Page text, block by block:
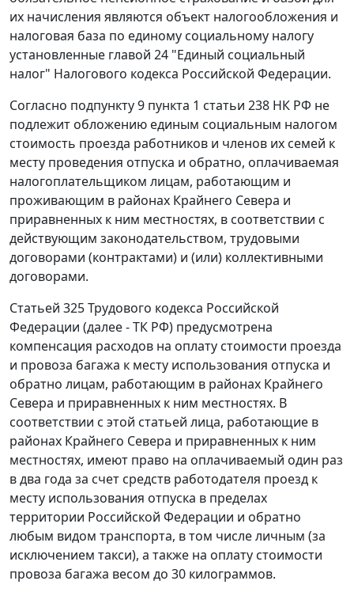
их начисления являются объект налогообложения и
налоговая база по единому социальному налогу
установленные главой 24 "Единый социальный
налог" Налогового кодекса Российской Федерации.
Согласно подпункту 9 пункта 1 статьи 238 НК РФ не
подлежит обложению единым социальным налогом
стоимость проезда работников и членов их семей к
месту проведения отпуска и обратно, оплачиваемая
налогоплательщиком лицам, работающим и
проживающим в районах Крайнего Севера и
приравненных к ним местностях, в соответствии с
действующим законодательством, трудовыми
договорами (контрактами) и (или) коллективными
договорами.
Статьей 325Трудового кодекса Российской
Федерации (далее - ТК РФ) предусмотрена
компенсация расходов на оплату стоимости проезда
и провоза багажа к месту использования отпуска и
обратно лицам, работающим в районах Крайнего
Севера и приравненных к ним местностях. В
соответствии с этой статьей лица, работающие в
районах Крайнего Севера и приравненных к ним
местностях, имеют право на оплачиваемый один раз
в два года за счет средств работодателя проезд к
месту использования отпуска в пределах
территории Российской Федерации и обратно
любым видом транспорта, в том числе личным (за
исключением такси), а также на оплату стоимости
провоза багажа весом до 30 килограммов.